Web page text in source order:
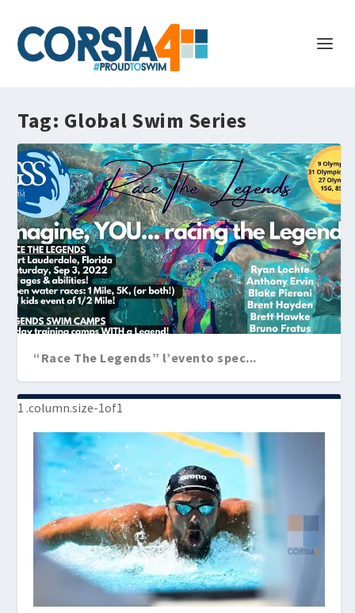
Tag: Global Swim Series
“Race The Legends” l’evento spec...